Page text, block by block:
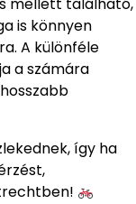
mellett található,
is könnyen
A különféle
a számára
így ha